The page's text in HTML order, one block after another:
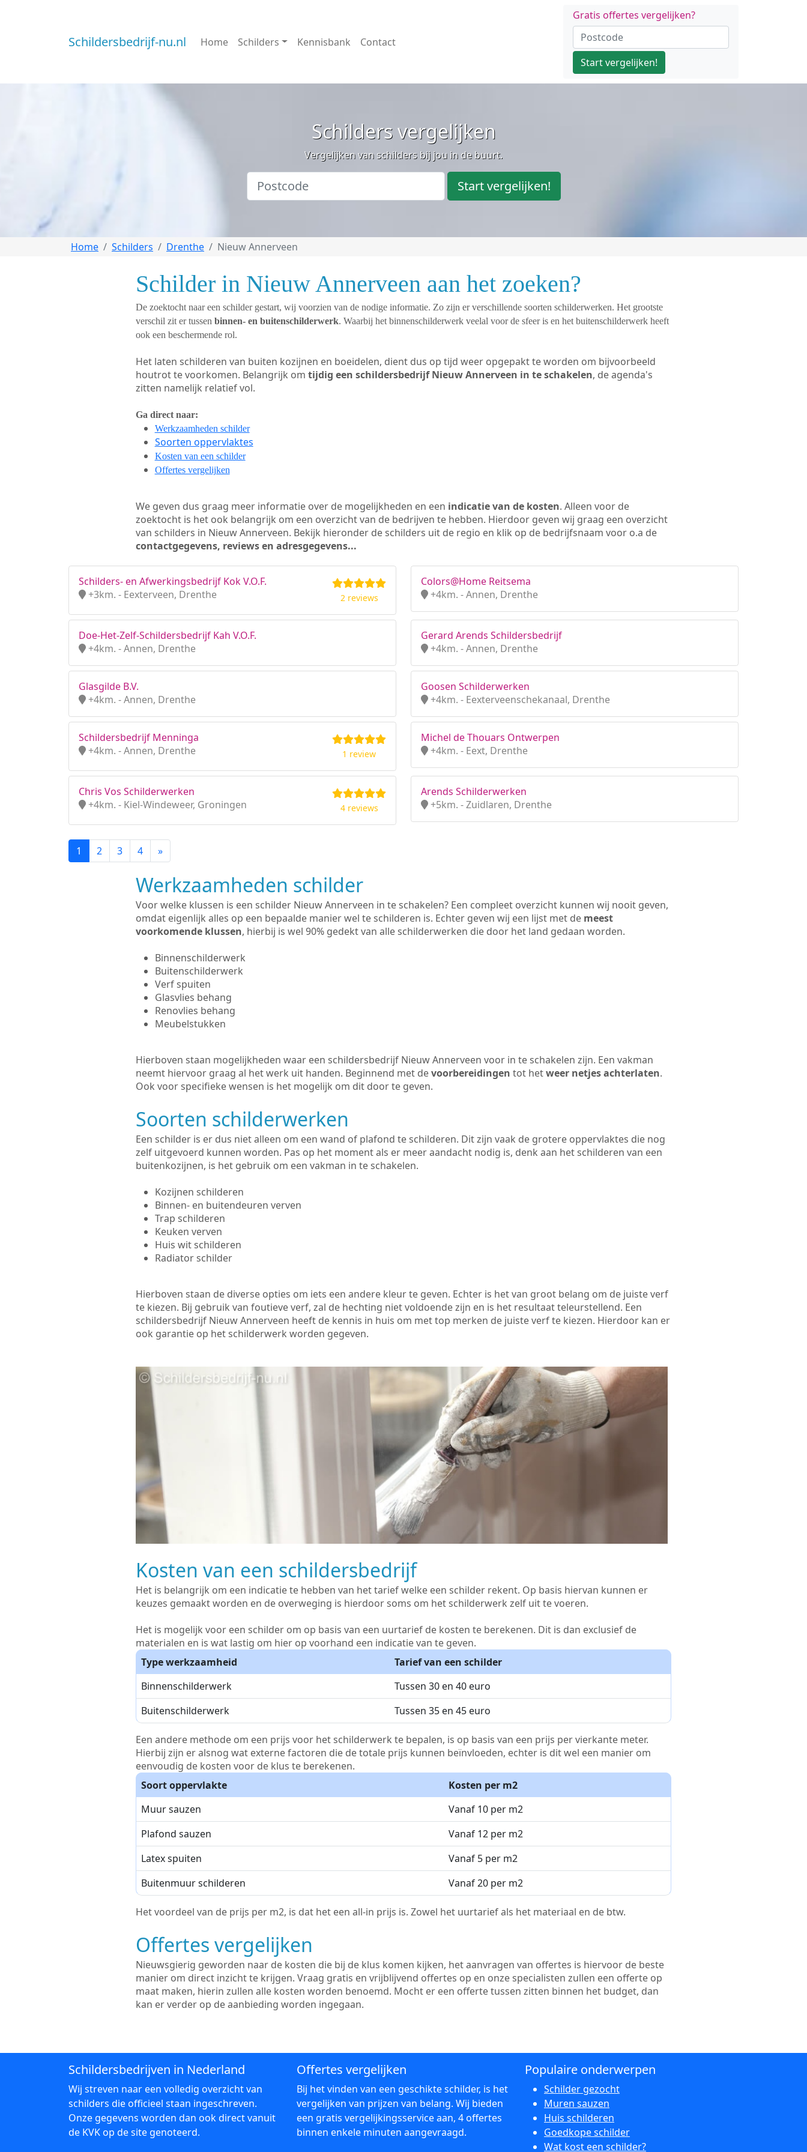
Schildersbedrijf-nu.nl Home Schilders Kennisbank Contact
Gratis offertes vergelijken?
Start vergelijken!
Schilders vergelijken
Vergelijken van schilders bij jou in de buurt.
Start vergelijken!
Home Schilders Drenthe Nieuw Annerveen
Schilder in Nieuw Annerveen aan het zoeken?
De zoektocht naar een schilder gestart, wij voorzien van de nodige informatie. Zo zijn er verschillende soorten schilderwerken. Het grootste
verschil zit er tussen binnen- en buitenschilderwerk. Waarbij het binnenschilderwerk veelal voor de sfeer is en het buitenschilderwerk heeft
ook een beschermende rol.
Het laten schilderen van buiten kozijnen en boeidelen, dient dus op tijd weer opgepakt te worden om bijvoorbeeld
houtrot te voorkomen. Belangrijk om tijdig een schildersbedrijf Nieuw Annerveen in te schakelen, de agenda's
zitten namelijk relatief vol.
Ga direct naar:
Werkzaamheden schilder
Soorten oppervlaktes
Kosten van een schilder
Offertes vergelijken
We geven dus graag meer informatie over de mogelijkheden en een indicatie van de kosten. Alleen voor de
zoektocht is het ook belangrijk om een overzicht van de bedrijven te hebben. Hierdoor geven wij graag een overzicht
van schilders in Nieuw Annerveen. Bekijk hieronder de schilders uit de regio en klik op de bedrijfsnaam voor o.a de
contactgegevens, reviews en adresgegevens...
Schilders- en Afwerkingsbedrijf Kok V.O.F.
+3km. - Eexterveen, Drenthe
2 reviews
Colors@Home Reitsema
+4km. - Annen, Drenthe
Doe-Het-Zelf-Schildersbedrijf Kah V.O.F.
+4km. - Annen, Drenthe
Gerard Arends Schildersbedrijf
+4km. - Annen, Drenthe
Glasgilde B.V.
+4km. - Annen, Drenthe
Goosen Schilderwerken
+4km. - Eexterveenschekanaal, Drenthe
Schildersbedrijf Menninga
+4km. - Annen, Drenthe
1 review
Michel de Thouars Ontwerpen
+4km. - Eext, Drenthe
Chris Vos Schilderwerken
+4km. - Kiel-Windeweer, Groningen
4 reviews
Arends Schilderwerken
+5km. - Zuidlaren, Drenthe
1 2 3 4 »
Werkzaamheden schilder
Voor welke klussen is een schilder Nieuw Annerveen in te schakelen? Een compleet overzicht kunnen wij nooit geven,
omdat eigenlijk alles op een bepaalde manier wel te schilderen is. Echter geven wij een lijst met de meest
voorkomende klussen, hierbij is wel 90% gedekt van alle schilderwerken die door het land gedaan worden.
Binnenschilderwerk
Buitenschilderwerk
Verf spuiten
Glasvlies behang
Renovlies behang
Meubelstukken
Hierboven staan mogelijkheden waar een schildersbedrijf Nieuw Annerveen voor in te schakelen zijn. Een vakman
neemt hiervoor graag al het werk uit handen. Beginnend met devoorbereidingen tot hetweer netjes achterlaten.
Ook voor specifieke wensen is het mogelijk om dit door te geven.
Soorten schilderwerken
Een schilder is er dus niet alleen om een wand of plafond te schilderen. Dit zijn vaak de grotere oppervlaktes die nog
zelf uitgevoerd kunnen worden. Pas op het moment als er meer aandacht nodig is, denk aan het schilderen van een
buitenkozijnen, is het gebruik om een vakman in te schakelen.
Kozijnen schilderen
Binnen- en buitendeuren verven
Trap schilderen
Keuken verven
Huis wit schilderen
Radiator schilder
Hierboven staan de diverse opties om iets een andere kleur te geven. Echter is het van groot belang om de juiste verf
te kiezen. Bij gebruik van foutieve verf, zal de hechting niet voldoende zijn en is het resultaat teleurstellend. Een
schildersbedrijf Nieuw Annerveen heeft de kennis in huis om met top merken de juiste verf te kiezen. Hierdoor kan er
ook garantie op het schilderwerk worden gegeven.
Kosten van een schildersbedrijf
Het is belangrijk om een indicatie te hebben van het tarief welke een schilder rekent. Op basis hiervan kunnen er
keuzes gemaakt worden en de overweging is hierdoor soms om het schilderwerk zelf uit te voeren.
Het is mogelijk voor een schilder om op basis van een uurtarief de kosten te berekenen. Dit is dan exclusief de
materialen en is wat lastig om hier op voorhand een indicatie van te geven.
Type werkzaamheid
Tarief van een schilder
Binnenschilderwerk
Tussen 30 en 40 euro
Buitenschilderwerk
Tussen 35 en 45 euro
Een andere methode om een prijs voor het schilderwerk te bepalen, is op basis van een prijs per vierkante meter.
Hierbij zijn er alsnog wat externe factoren die de totale prijs kunnen beïnvloeden, echter is dit wel een manier om
eenvoudig de kosten voor de klus te berekenen.
Soort oppervlakte
Kosten per m2
Muur sauzen
Vanaf 10 per m2
Plafond sauzen
Vanaf 12 per m2
Latex spuiten
Vanaf 5 per m2
Buitenmuur schilderen
Vanaf 20 per m2
Het voordeel van de prijs per m2, is dat het een all-in prijs is. Zowel het uurtarief als het materiaal en de btw.
Offertes vergelijken
Nieuwsgierig geworden naar de kosten die bij de klus komen kijken, het aanvragen van offertes is hiervoor de beste
manier om direct inzicht te krijgen. Vraag gratis en vrijblijvend offertes op en onze specialisten zullen een offerte op
maat maken, hierin zullen alle kosten worden benoemd. Mocht er een offerte tussen zitten binnen het budget, dan
kan er verder op de aanbieding worden ingegaan.
Schildersbedrijven in Nederland
Wij streven naar een volledig overzicht van
schilders die officieel staan ingeschreven.
Onze gegevens worden dan ook direct vanuit
de KVK op de site genoteerd.
Offertes vergelijken
Bij het vinden van een geschikte schilder, is het
vergelijken van prijzen van belang. Wij bieden
een gratis vergelijkingsservice aan, 4 offertes
binnen enkele minuten aangevraagd.
Populaire onderwerpen
Schilder gezocht
Muren sauzen
Huis schilderen
Goedkope schilder
Wat kost een schilder?